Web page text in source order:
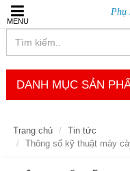
MENU
Phụ
DANH MỤC SẢN
Trang chủ
Tin tức
Thông số kỹ thuật máy